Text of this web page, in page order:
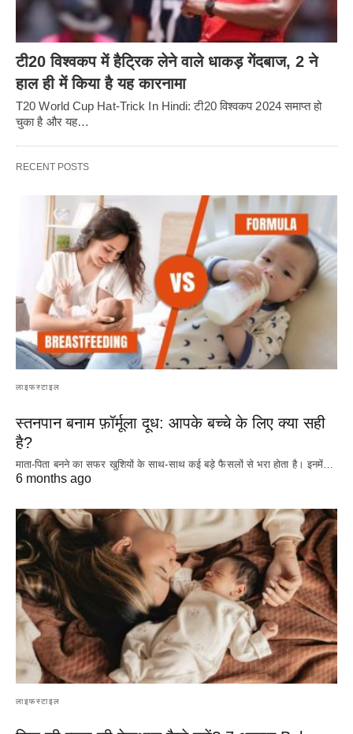
टी20 विश्वकप में हैट्रिक लेने वाले धाकड़ गेंदबाज, 2 ने
हाल ही में किया है यह कारनामा
T20 World Cup Hat-Trick In Hindi: टी20 विश्वकप 2024 समाप्त हो
चुका है और यह…
RECENT POSTS
लाइफस्टाइल
स्तनपान बनाम फ़ॉर्मूला दूध: आपके बच्चे के लिए क्या सही
है?
माता-पिता बनने का सफर खुशियों के साथ-साथ कई बड़े फैसलों से भरा होता है। इनमें…
6 months ago
लाइफस्टाइल